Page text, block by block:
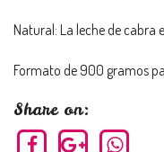
Natural: La leche de
Formato de 900 gramos
Share on: